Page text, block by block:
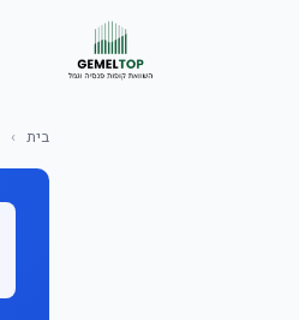
בית ›